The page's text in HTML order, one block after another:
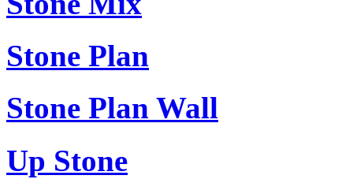
Stone Plan
Stone Plan Wall
Up Stone